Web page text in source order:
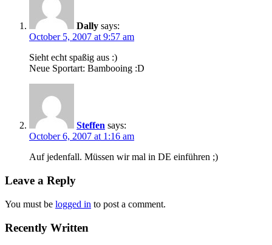
Dally says:
October 5, 2007 at 9:57 am
Sieht echt spaßig aus :)
Neue Sportart: Bambooing :D
Steffen says:
October 6, 2007 at 1:16 am
Auf jedenfall. Müssen wir mal in DE einführen ;)
Leave a Reply
You must be logged in to post a comment.
Recently Written